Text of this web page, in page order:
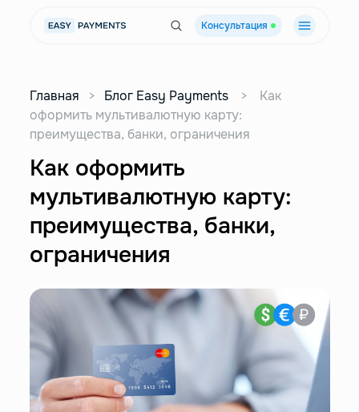
Консультация
Главная > Блог Easy Payments >
Как
оформить мультивалютную карту:
преимущества, банки, ограничения
Как оформить
мультивалютную карту:
преимущества, банки,
ограничения